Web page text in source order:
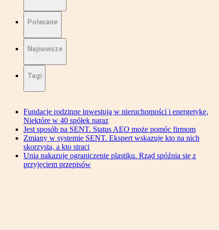
Polecane
Najnowsze
Tagi
Fundacje rodzinne inwestują w nieruchomości i energetykę.
Niektóre w 40 spółek naraz
Jest sposób na SENT. Status AEO może pomóc firmom
Zmiany w systemie SENT. Ekspert wskazuje kto na nich
skorzysta, a kto straci
Unia nakazuje ograniczenie plastiku. Rząd spóźnia się z
przyjęciem przepisów